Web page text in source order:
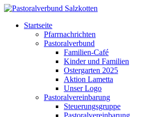
Startseite
Pfarrnachrichten
Pastoralverbund
Familien-Café
Kinder und Familien
Ostergarten 2025
Aktion Lametta
Unser Logo
Pastoralvereinbarung
Steuerungsgruppe
Pastoralvereinbarung